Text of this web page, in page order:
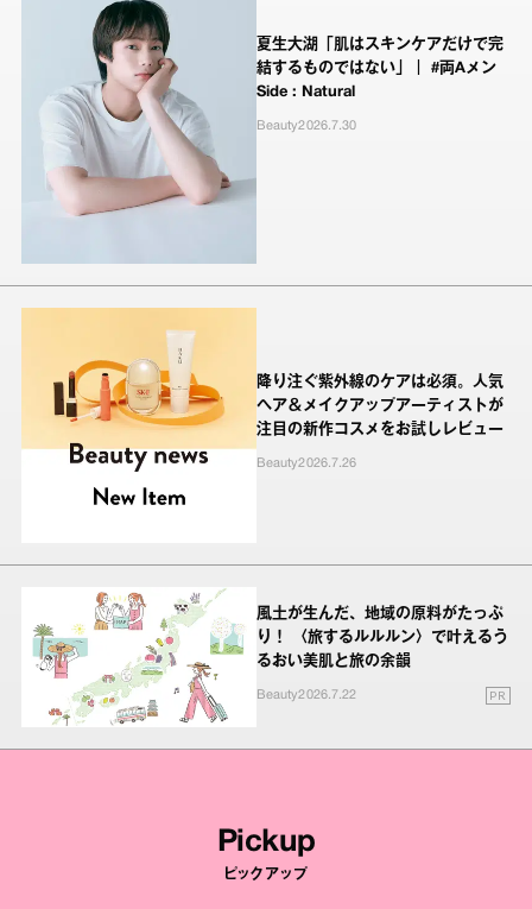
夏生大湖「肌はスキンケアだけで完
結するものではない」｜ #両Aメン
Side : Natural
Beauty2026.7.30
降り注ぐ紫外線のケアは必須。人気
ヘア＆メイクアップアーティストが
注目の新作コスメをお試しレビュー
Beauty2026.7.26
風土が生んだ、地域の原料がたっぷ
り！ 〈旅するルルルン〉で叶えるう
るおい美肌と旅の余韻
Beauty2026.7.22 PR
Pickup
ピックアップ